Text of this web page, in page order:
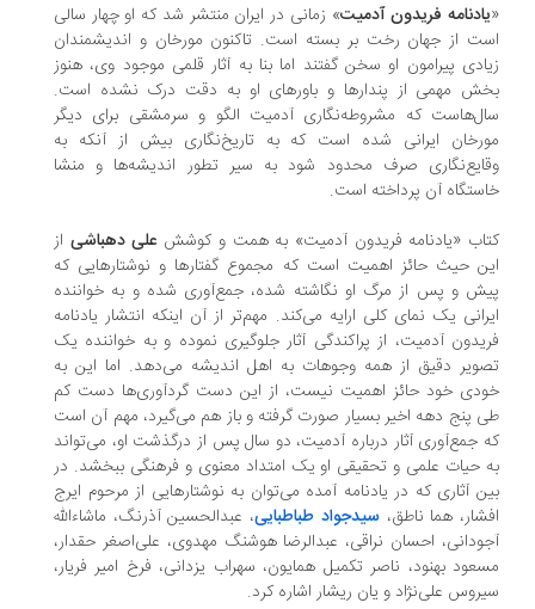
فریدون آدمیت» زمانی در ایران منتشر شد که او چهار سالی
از جهان رخت بر بسته است. تاکنون مورخان و اندیشمندان
پیرامون او سخن گفتند اما بنا به آثار قلمی موجود وی، هنوز
مهمی از پندار‌ها و باورهای او به دقت درک نشده است.
که مشروطه‌نگاری آدمیت الگو و سرمشقی برای دیگر
ایرانی شده است که به تاریخ‌نگاری بیش از آنکه به
صرف محدود شود به سیر تطور اندیشه‌ها و منشا
آن پرداخته است.
«یادنامه فریدون آدمیت» به همت و کوششعلی دهباشیاز
حیث حائز اهمیت است که مجموع گفتار‌ها و نوشتار‌هایی که
و پس از مرگ او نگاشته شده، جمع‌آوری شده و به خواننده
یک نمای کلی ارایه می‌کند. مهم‌تر از آن اینکه انتشار یادنامه
آدمیت، از پراکندگی آثار جلوگیری نموده و به خواننده یک
دقیق از همه وجوهات به اهل اندیشه می‌دهد. اما این به
خود حائز اهمیت نیست، از این دست گردآوری‌ها دست کم
پنج دهه اخیر بسیار صورت گرفته و باز هم می‌گیرد، مهم آن است
جمع‌آوری آثار درباره آدمیت، دو سال پس از درگذشت او، می‌تواند
حیات علمی و تحقیقی او یک امتداد معنوی و فرهنگی ببخشد. در
آثاری که در یادنامه آمده می‌توان به نوشتارهایی از مرحوم ایرج
هما ناطق،سیدجواد طباطبایی، عبدالحسین آذرنگ، ماشاءالله
احسان نراقی، عبدالرضا هوشنگ مهدوی، علی‌اصغر حقدار،
بهنود، ناصر تکمیل همایون، سهراب یزدانی، فرخ امیر فریار،
علی‌نژاد و یان ریشار اشاره کرد.